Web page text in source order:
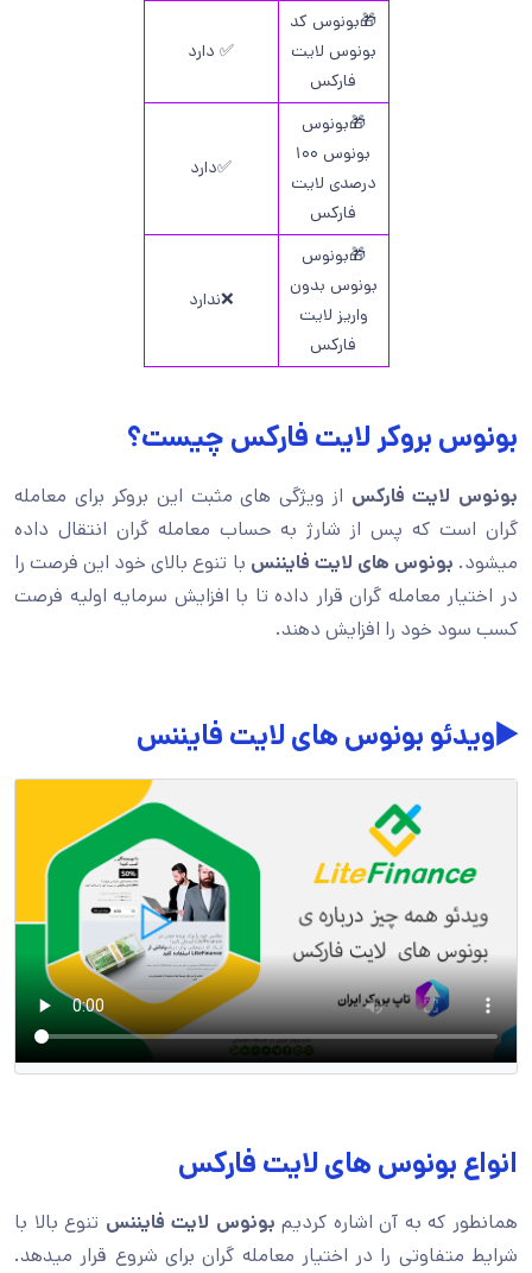
🎁بونوس کد
بونوس لایت
فارکس
✅ دارد
🎁بونوس
بونوس ۱۰۰
درصدی لایت
فارکس
✅دارد
🎁بونوس
بونوس بدون
واریز لایت
فارکس
❌ندارد
بونوس بروکر لایت فارکس چیست؟
بونوس لایت فارکس از ویژگی های مثبت این بروکر برای معامله
گران است که پس از شارژ به حساب معامله گران انتقال داده
میشود. بونوس های لایت فایننس با تنوع بالای خود این فرصت را
در اختیار معامله گران قرار داده تا با افزایش سرمایه اولیه فرصت
کسب سود خود را افزایش دهند.
▶️ویدئو بونوس های لایت فایننس
انواع بونوس های لایت فارکس
همانطور که به آن اشاره کردیمبونوس لایت فایننس تنوع بالا با
شرایط متفاوتی را در اختیار معامله گران برای شروع قرار میدهد.